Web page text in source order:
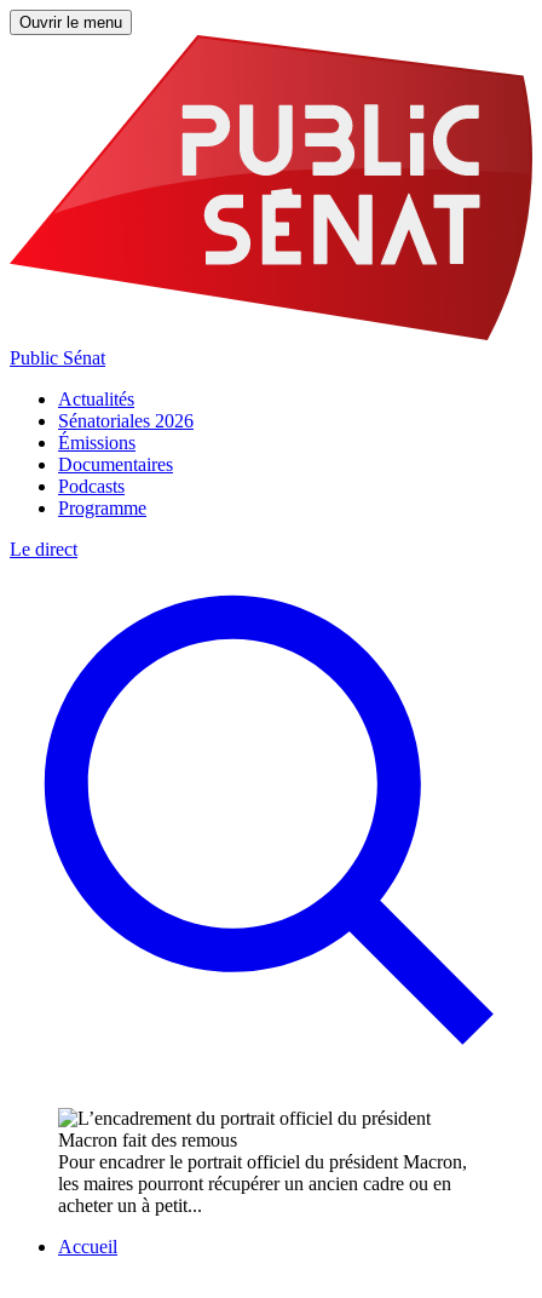
Ouvrir le menu
Public Sénat
Actualités
Sénatoriales 2026
Émissions
Documentaires
Podcasts
Programme
Le direct
Pour encadrer le portrait officiel du président Macron,
les maires pourront récupérer un ancien cadre ou en
acheter un à petit...
Accueil